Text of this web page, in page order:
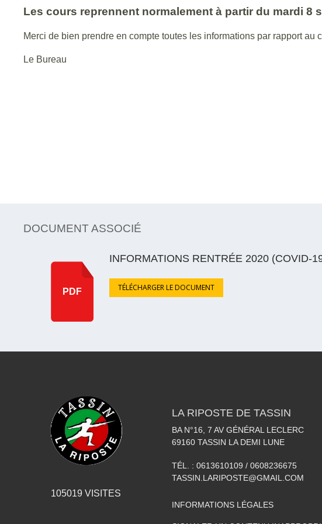
Les cours reprennent normalement à partir du mardi 8
Merci de bien prendre en compte toutes les informations par rapport au
Le Bureau
DOCUMENT ASSOCIÉ
PDF
INFORMATIONS RENTRÉE 2020 (COVID-
TÉLÉCHARGER LE DOCUMENT
105019 VISITES
LA RIPOSTE DE TASSIN
BA N°16, 7 AV GÉNÉRAL LECLERC
69160 TASSIN LA DEMI LUNE
TÉL. : 0613610109 / 0608236675
TASSIN.LARIPOSTE@GMAIL.COM
INFORMATIONS LÉGALES